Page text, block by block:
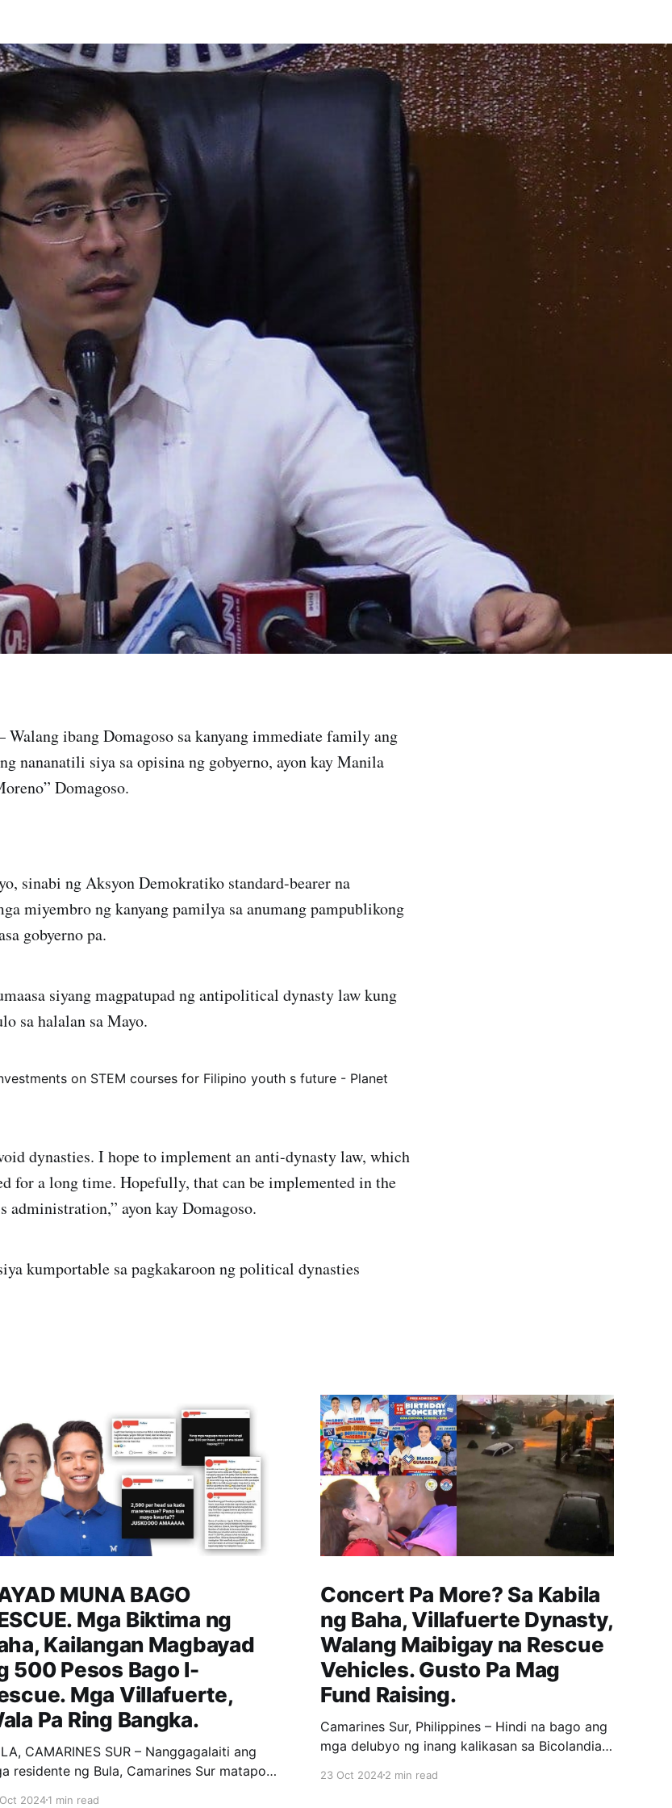
ibang Domagoso sa kanyang immediate family ang
nananatili siya sa opisina ng gobyerno, ayon kay Manila
Domagoso.
sinabi ng Aksyon Demokratiko standard-bearer na
miyembro ng kanyang pamilya sa anumang pampublikong
gobyerno pa.
siyang magpatupad ng antipolitical dynasty law kung
sa halalan sa Mayo.
dynasties. I hope to implement an anti-dynasty law, which
for a long time. Hopefully, that can be implemented in the
administration,” ayon kay Domagoso.
kumportable sa pagkakaroon ng political dynasties
MUNA BAGO
Mga Biktima ng
Kailangan Magbayad
500 Pesos Bago I-
Mga Villafuerte,
Pa Ring Bangka.
CAMARINES SUR – Nanggagalaiti ang
residente ng Bula, Camarines Sur matapos
20241 min read
Concert Pa More? Sa Kabila
ng Baha, Villafuerte Dynasty,
Walang Maibigay na Rescue
Vehicles. Gusto Pa Mag
Fund Raising.
Camarines Sur, Philippines – Hindi na bago ang
mga delubyo ng inang kalikasan sa Bicolandia
typhoon corridor ng Pilipinas. Kaya naman
23 Oct 20242 min read